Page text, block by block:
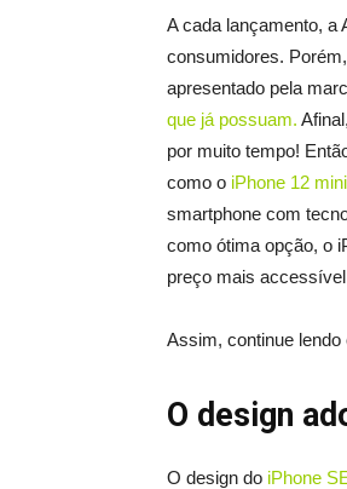
A cada lançamento, a
consumidores.
apresentado pela
que já possuam.
por muito tempo!
como o iPhone 12 mini
smartphone com
como ótima opção, o
preço mais
Assim, continue
O design
O design do iPhone